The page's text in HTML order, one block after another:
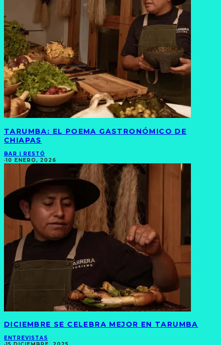
TARUMBA: EL POEMA GASTRONÓMICO DE
CHIAPAS
BAR | RESTÓ
·10 ENERO, 2026
DICIEMBRE SE CELEBRA MEJOR EN TARUMBA
ENTREVISTAS